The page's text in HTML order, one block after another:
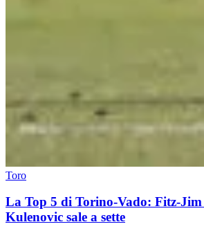
Toro
La Top 5 di Torino-Vado: Fitz-Jim
Kulenovic sale a sette